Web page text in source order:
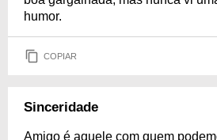
humor.
COPIAR
Sinceridade
Amigo é aquele com quem